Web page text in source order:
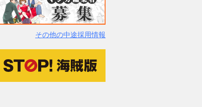
その他の中途採用情報